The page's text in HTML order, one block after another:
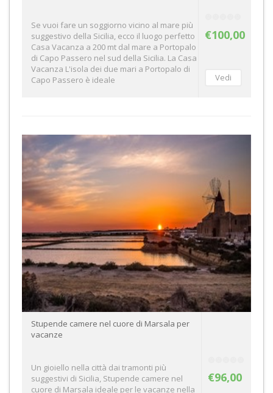
€100,00
Se vuoi fare un soggiorno vicino al mare più
suggestivo della Sicilia, ecco il luogo perfetto
Casa Vacanza a 200 mt dal mare a Portopalo
di Capo Passero nel sud della Sicilia. La Casa
Vacanza L'isola dei due mari a Portopalo di
Capo Passero è ideale
€96,00
Stupende camere nel cuore di Marsala per
vacanze
Un gioiello nella città dai tramonti più
suggestivi di Sicilia, Stupende camere nel
cuore di Marsala ideale per le vacanze nella